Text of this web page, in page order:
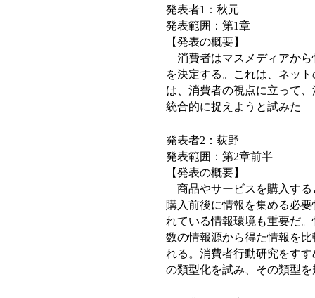
発表者1：秋元
発表範囲：第1章
【発表の概要】
消費者はマスメディアから
を決定する。これは、ネッ
は、消費者の視点に立って
統合的に捉えようと試みた
発表者2：荻野
発表範囲：第2章前半
【発表の概要】
商品やサービスを購入する
購入前後に情報を集める必
れている情報環境も重要だ
数の情報源から得た情報を
れる。消費者行動研究をす
の類型化を試み、その類型